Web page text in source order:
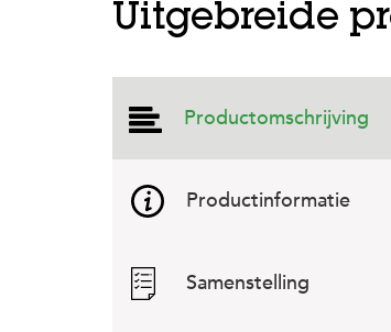
Uitgebreide
Productomschrijving
Productinformatie
Samenstelling